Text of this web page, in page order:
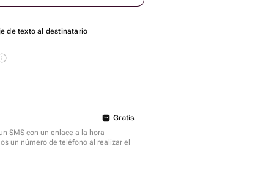
de texto al destinatario
Gratis
SMS con un enlace a la hora
un número de teléfono al realizar el